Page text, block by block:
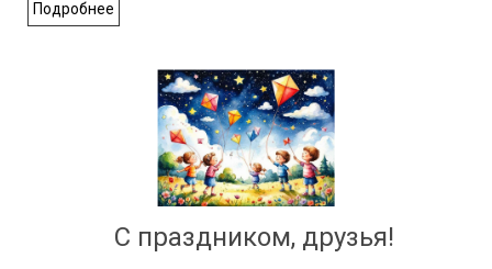
Подробнее
С праздником, друзья!